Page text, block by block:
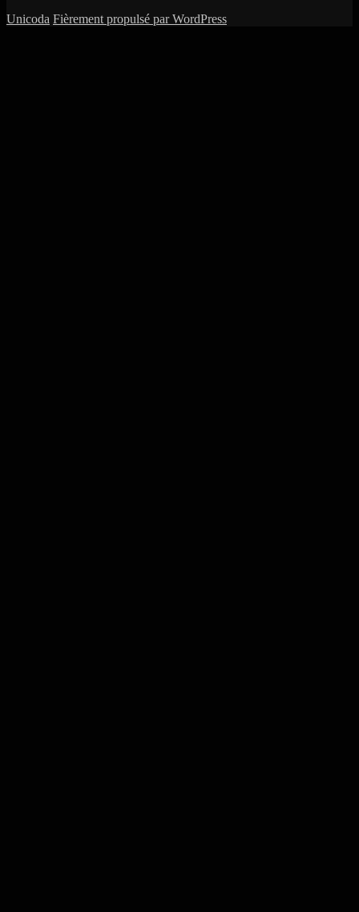
Unicoda Fièrement propulsé par WordPress